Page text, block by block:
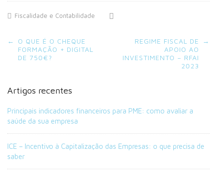
Fiscalidade e Contabilidade
Post
navigation
←
O QUE É O CHEQUE
FORMAÇÃO + DIGITAL
DE 750€?
REGIME FISCAL DE
APOIO AO
INVESTIMENTO – RFAI
2023
→
Artigos recentes
Principais indicadores financeiros para PME: como avaliar a
saúde da sua empresa
ICE – Incentivo à Capitalização das Empresas: o que precisa de
saber